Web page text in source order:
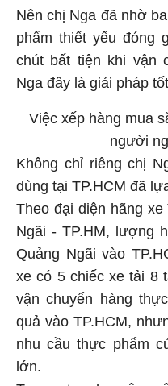
Nên chị Nga đã nhờ
phẩm thiết yếu đóng
chút bất tiện khi vận
Nga đây là giải pháp
Việc xếp hàng mua
người
Không chỉ riêng chị
dùng tại TP.HCM đã
Theo đại diện hãng
Ngãi - TP.HM, lượng
Quảng Ngãi vào
xe có 5 chiếc xe tải 8
vận chuyển hàng
quả vào TP.HCM,
nhu cầu thực phẩm
lớn.